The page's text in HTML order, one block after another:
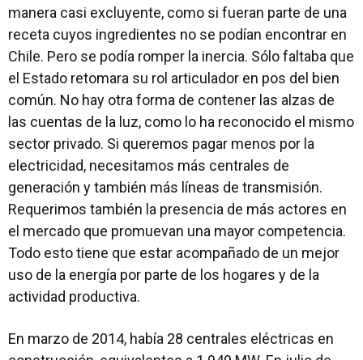
manera casi excluyente, como si fueran parte de una
receta cuyos ingredientes no se podían encontrar en
Chile. Pero se podía romper la inercia. Sólo faltaba que
el Estado retomara su rol articulador en pos del bien
común. No hay otra forma de contener las alzas de
las cuentas de la luz, como lo ha reconocido el mismo
sector privado. Si queremos pagar menos por la
electricidad, necesitamos más centrales de
generación y también más líneas de transmisión.
Requerimos también la presencia de más actores en
el mercado que promuevan una mayor competencia.
Todo esto tiene que estar acompañado de un mejor
uso de la energía por parte de los hogares y de la
actividad productiva.
En marzo de 2014, había 28 centrales eléctricas en